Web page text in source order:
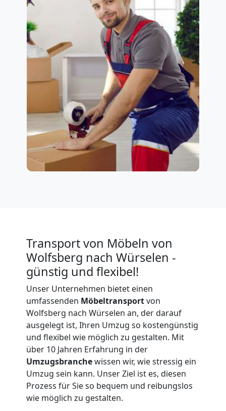
Transport von Möbeln von
Wolfsberg nach Würselen -
günstig und flexibel!
Unser Unternehmen bietet einen
umfassenden Möbeltransportvon
Wolfsberg nach Würselen an, der darauf
ausgelegt ist, Ihren Umzug so kostengünstig
und flexibel wie möglich zu gestalten. Mit
über 10 Jahren Erfahrung in der
Umzugsbranchewissen wir, wie stressig ein
Umzug sein kann. Unser Ziel ist es, diesen
Prozess für Sie so bequem und reibungslos
wie möglich zu gestalten.